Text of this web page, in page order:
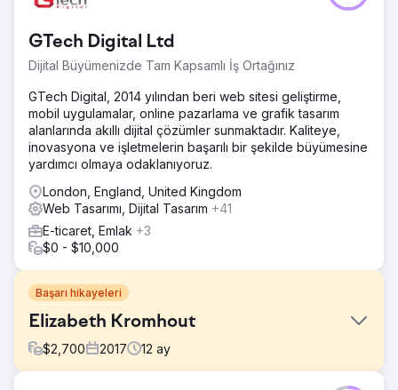
GTech Digital Ltd
Dijital Büyümenizde Tam Kapsamlı İş Ortağınız
GTech Digital, 2014 yılından beri web sitesi geliştirme,
mobil uygulamalar, online pazarlama ve grafik tasarım
alanlarında akıllı dijital çözümler sunmaktadır. Kaliteye,
inovasyona ve işletmelerin başarılı bir şekilde büyümesine
yardımcı olmaya odaklanıyoruz.
London, England, United Kingdom
Web Tasarımı, Dijital Tasarım +41
E-ticaret, Emlak +3
$0 - $10,000
Başarı hikayeleri
Elizabeth Kromhout
$2,700 2017 12 ay